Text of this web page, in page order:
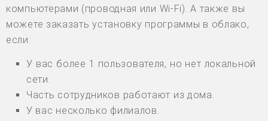
компьютерами (проводная или Wi-Fi). А также вы
можете заказать установку программы в облако,
если:
У вас более 1 пользователя, но нет локальной
сети.
Часть сотрудников работают из дома.
У вас несколько филиалов.